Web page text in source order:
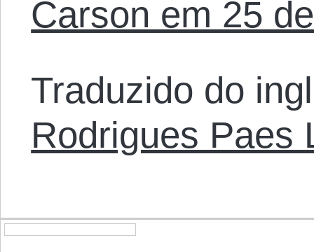
Carson em 25
Traduzido do
Rodrigues Paes